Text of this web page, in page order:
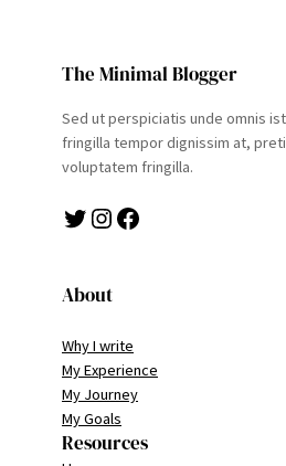
The Minimal Blogger
Sed ut perspiciatis unde omnis
fringilla tempor dignissim at,
voluptatem fringilla.
Twitter Instagram Facebook
About
Why I write
My Experience
My Journey
My Goals
Resources